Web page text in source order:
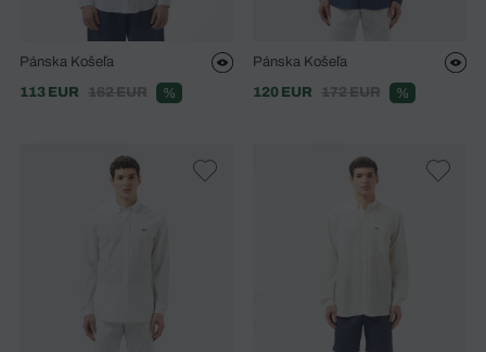
Pánska Košeľa
113 EUR
162 EUR %
Pánska Košeľa
120 EUR
172 EUR %